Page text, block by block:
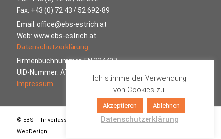
Fax: +43 (0) 72 43 / 52 692-89
Email: office@ebs-estrich.at
Web: www.ebs-estrich.at
Datenschutzerklärung
Firmenbuchnummer: FN 334487
UID-Nummer: ATU65293513
Impressum
© EBS | Ihr verlässlicher Partner für Ihr Bauvorhaben Made by IPC |
WebDesign
Ich stimme der Verwendung
von Cookies zu.
Akzeptieren Ablehnen
Datenschutzerklärung